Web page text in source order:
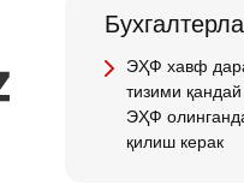
ЭҲФ хавф
тизими
ЭҲФ
қилиш керак